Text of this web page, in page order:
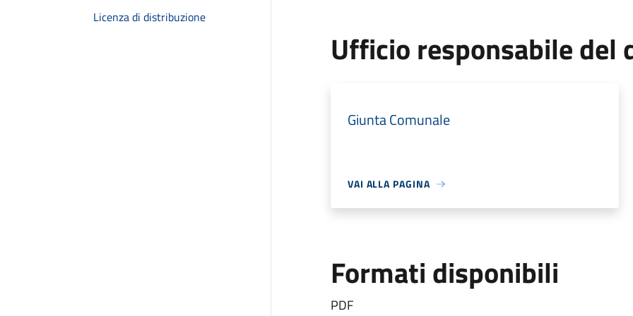
Licenza di distribuzione
Ufficio responsabile del
Giunta Comunale
VAI ALLA PAGINA
Formati disponibili
PDF